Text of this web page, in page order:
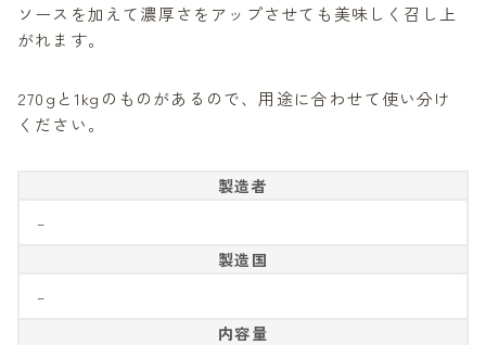
ソースを加えて濃厚さをアップさせても美味しく召し上
がれます。
270gと1kgのものがあるので、用途に合わせて使い分け
ください。
製造者
–
製造国
–
内容量